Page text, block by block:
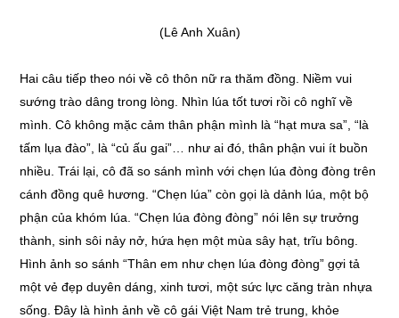
(Lê Anh Xuân)
Hai câu tiếp theo nói về cô thôn nữ ra thăm đồng. Niềm vui
sướng trào dâng trong lòng. Nhìn lúa tốt tươi rồi cô nghĩ về
mình. Cô không mặc cảm thân phận mình là “hạt mưa sa”, “là
tấm lụa đào”, là “củ ấu gai”… như ai đó, thân phận vui ít buồn
nhiều. Trái lại, cô đã so sánh mình với chẹn lúa đòng đòng trên
cánh đồng quê hương. “Chẹn lúa” còn gọi là dảnh lúa, một bộ
phận của khóm lúa. “Chẹn lúa đòng đòng” nói lên sự trưởng
thành, sinh sôi nảy nở, hứa hẹn một mùa sây hạt, trĩu bông.
Hình ảnh so sánh “Thân em như chẹn lúa đòng đòng” gợi tả
một vẻ đẹp duyên dáng, xinh tươi, một sức lực căng tràn nhựa
sống. Đây là hình ảnh về cô gái Việt Nam trẻ trung, khỏe